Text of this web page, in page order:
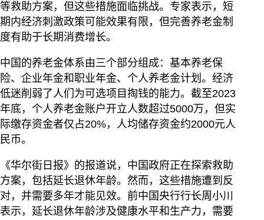
等救助方案，但这些措施面临挑战。专家表示，短
期内经济刺激政策可能效果有限，但完善养老金制
度有助于长期消费增长。
中国的养老金体系由三个部分组成：基本养老保
险、企业年金和职业年金、个人养老金计划。经济
低迷削弱了人们为可选项目掏钱的能力。截至2023
年底，个人养老金账户开立人数超过5000万，但实
际缴存资金者仅占20%，人均储存资金约2000元人
民币。
《华尔街日报》的报道说，中国政府正在探索救助
方案，包括延长退休年龄。然而，这些措施遭到反
对，并需要多年才能见效。前中国央行行长周小川
表示，延长退休年龄涉及健康水平和生产力，需要